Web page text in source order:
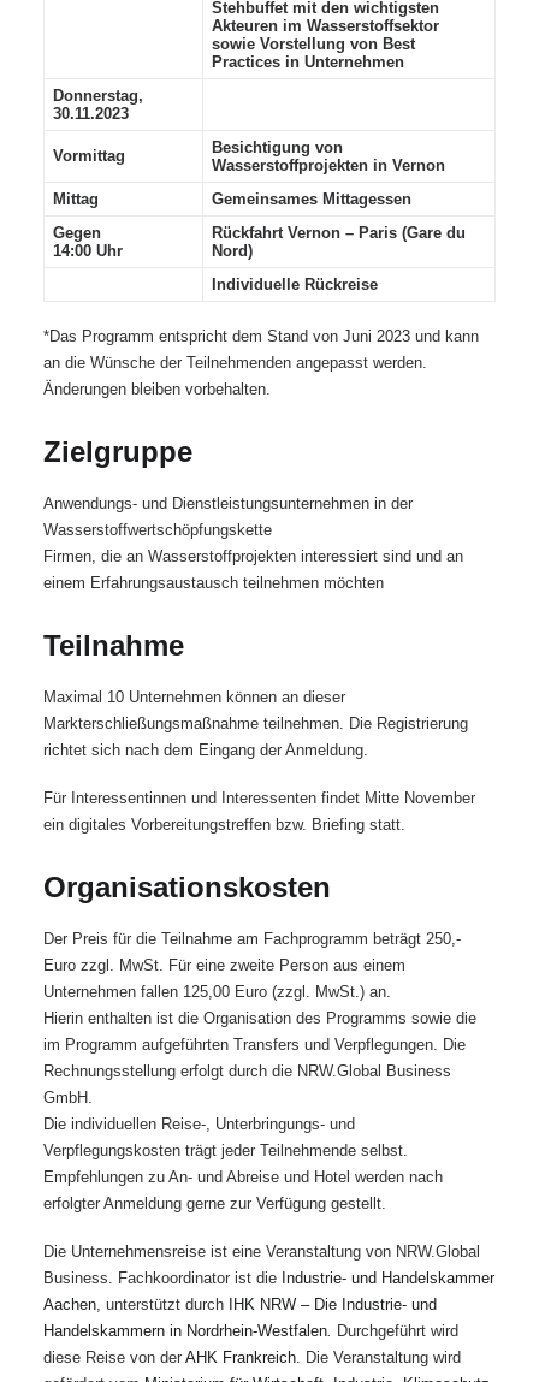
Stehbuffet mit den wichtigsten
Akteuren im Wasserstoffsektor
sowie Vorstellung von Best
Practices in Unternehmen
Donnerstag,
30.11.2023
Vormittag
Besichtigung von
Wasserstoffprojekten in Vernon
Mittag
Gemeinsames Mittagessen
Gegen
14:00 Uhr
Rückfahrt Vernon – Paris (Gare du
Nord)
Individuelle Rückreise
*Das Programm entspricht dem Stand von Juni 2023 und kann
an die Wünsche der Teilnehmenden angepasst werden.
Änderungen bleiben vorbehalten.
Zielgruppe
Anwendungs- und Dienstleistungsunternehmen in der
Wasserstoffwertschöpfungskette
Firmen, die an Wasserstoffprojekten interessiert sind und an
einem Erfahrungsaustausch teilnehmen möchten
Teilnahme
Maximal 10 Unternehmen können an dieser
Markterschließungsmaßnahme teilnehmen. Die Registrierung
richtet sich nach dem Eingang der Anmeldung.
Für Interessentinnen und Interessenten findet Mitte November
ein digitales Vorbereitungstreffen bzw. Briefing statt.
Organisationskosten
Der Preis für die Teilnahme am Fachprogramm beträgt 250,-
Euro zzgl. MwSt. Für eine zweite Person aus einem
Unternehmen fallen 125,00 Euro (zzgl. MwSt.) an.
Hierin enthalten ist die Organisation des Programms sowie die
im Programm aufgeführten Transfers und Verpflegungen. Die
Rechnungsstellung erfolgt durch die NRW.Global Business
GmbH.
Die individuellen Reise-, Unterbringungs- und
Verpflegungskosten trägt jeder Teilnehmende selbst.
Empfehlungen zu An- und Abreise und Hotel werden nach
erfolgter Anmeldung gerne zur Verfügung gestellt.
Die Unternehmensreise ist eine Veranstaltung von NRW.Global
Business. Fachkoordinator ist die Industrie- und Handelskammer
Aachen, unterstützt durch
IHK NRW – Die Industrie- und
Handelskammern in Nordrhein-Westfalen. Durchgeführt wird
diese Reise von der AHK Frankreich. Die Veranstaltung wird